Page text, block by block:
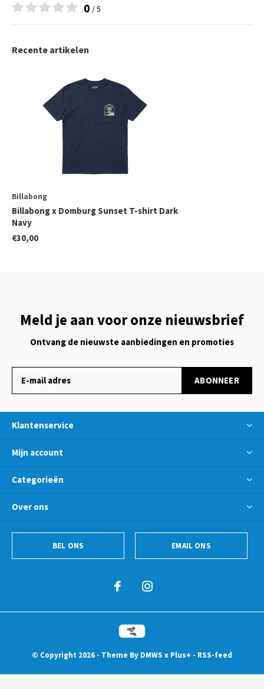
0 / 5
Recente artikelen
Billabong
Billabong x Domburg Sunset T-shirt Dark
Navy
€30,00
Meld je aan voor onze nieuwsbrief
Ontvang de nieuwste aanbiedingen en promoties
ABONNEER
Klantenservice
Mijn account
Categorieën
Over ons
BEL ONS EMAIL ONS
© Copyright 2026 - Theme By DMWS x Plus+ - RSS-feed